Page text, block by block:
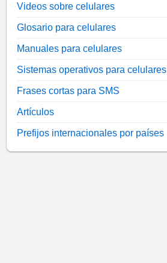
Videos sobre celulares
Glosario para celulares
Manuales para celulares
Sistemas operativos para celulares
Frases cortas para SMS
Artículos
Prefijos internacionales por países